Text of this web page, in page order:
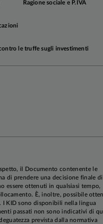
Ragione sociale e P.IVA
le truffe sugli investimenti
il Documento contenente le
di prendere una decisione finale di
essere ottenuti in qualsiasi tempo,
È, inoltre, possibile
I KID sono disponibili nella lingua
passati non sono indicativi di
prevista dalla normativa